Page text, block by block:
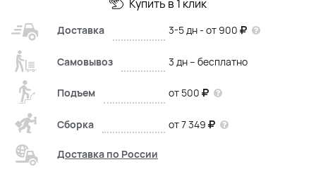
Купить в 1 клик
Доставка 3-5 дн - от 900
Самовывоз 3 дн – бесплатно
Подъем от 500
Сборка от 7 349
Доставка по России